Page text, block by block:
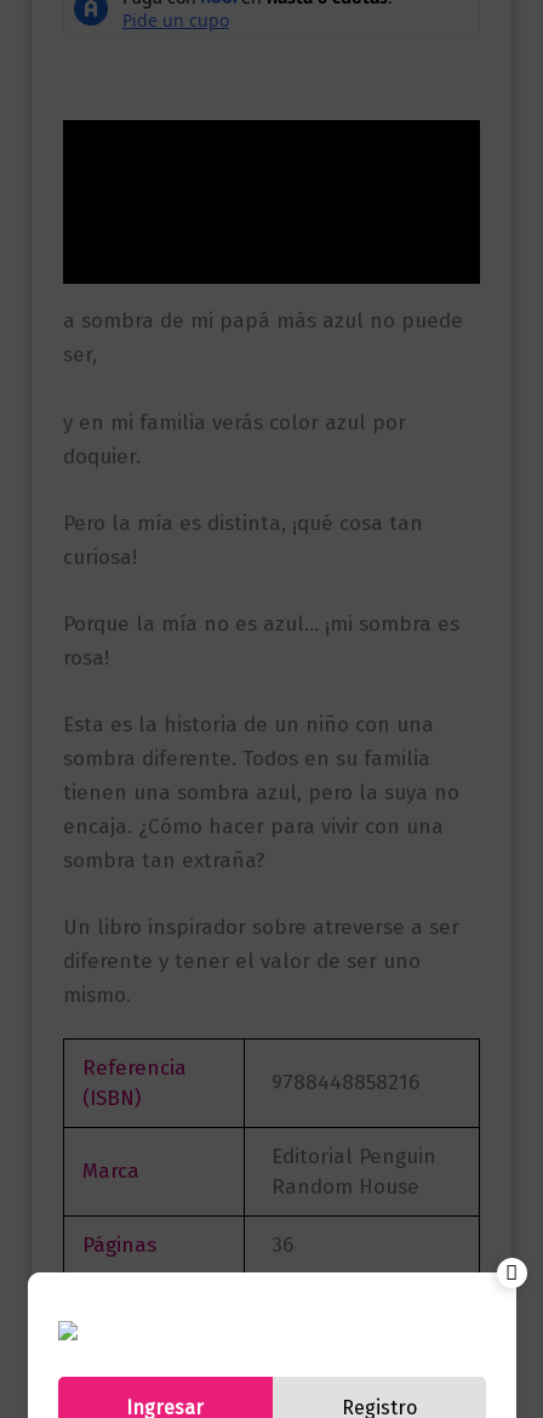
a sombra de mi papá más azul no puede
ser,
y en mi familia verás color azul por
doquier.
Pero la mía es distinta, ¡qué cosa tan
curiosa!
Porque la mía no es azul… ¡mi sombra es
rosa!
Esta es la historia de un niño con una
sombra diferente. Todos en su familia
tienen una sombra azul, pero la suya no
encaja. ¿Cómo hacer para vivir con una
sombra tan extraña?
Un libro inspirador sobre atreverse a ser
diferente y tener el valor de ser uno
mismo.
Referencia
(ISBN)
9788448858216
Marca
Editorial Penguin
Random House
Páginas 36
Ingresar Registro